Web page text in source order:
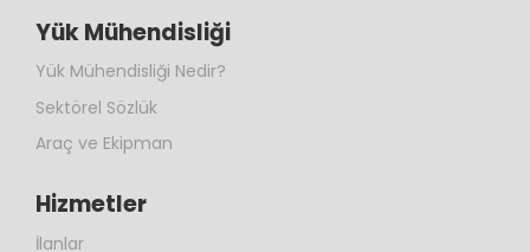
Yük Mühendisliği
Yük Mühendisliği Nedir?
Sektörel Sözlük
Araç ve Ekipman
Hizmetler
İlanlar